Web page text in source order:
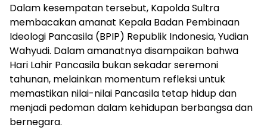
Dalam kesempatan tersebut, Kapolda Sultra
membacakan amanat Kepala Badan Pembinaan
Ideologi Pancasila (BPIP) Republik Indonesia, Yudian
Wahyudi. Dalam amanatnya disampaikan bahwa
Hari Lahir Pancasila bukan sekadar seremoni
tahunan, melainkan momentum refleksi untuk
memastikan nilai-nilai Pancasila tetap hidup dan
menjadi pedoman dalam kehidupan berbangsa dan
bernegara.